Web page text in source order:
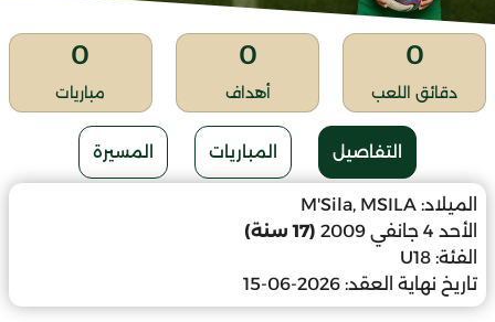
0
دقائق اللعب
0
أهداف
0
مباريات
التفاصيل المباريات المسيرة
الميلاد: M'Sila, MSILA
الأحد 4 جانفي 2009
(17 سنة)
الفئة: U18
تاريخ نهاية العقد: 2026-06-15